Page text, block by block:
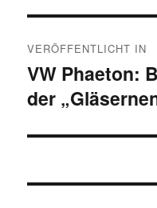
VERÖFFENTLICHT IN
VW Phaeton:
der